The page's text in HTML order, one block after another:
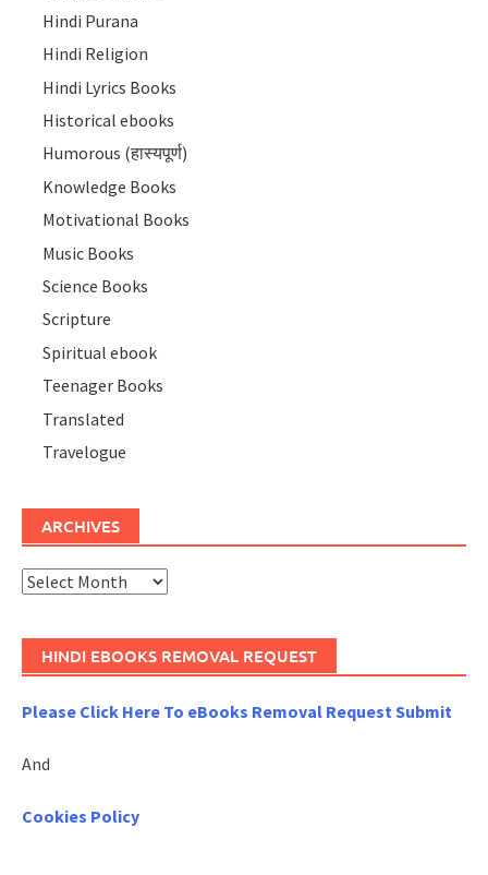
Hindi Purana
Hindi Religion
Hindi Lyrics Books
Historical ebooks
Humorous (हास्यपूर्ण)
Knowledge Books
Motivational Books
Music Books
Science Books
Scripture
Spiritual ebook
Teenager Books
Translated
Travelogue
ARCHIVES
Archives
HINDI EBOOKS REMOVAL REQUEST
Please Click Here To eBooks Removal Request Submit
And
Cookies Policy